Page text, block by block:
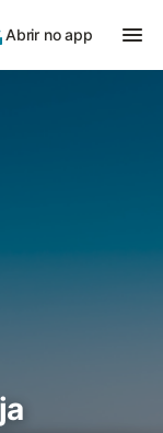
Abrir no app